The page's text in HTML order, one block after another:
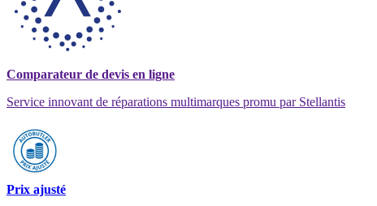
Comparateur de devis en ligne
Service innovant de réparations multimarques promu par Stellantis
Prix ajusté